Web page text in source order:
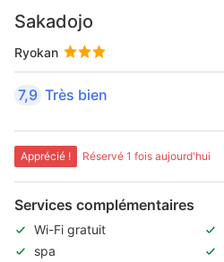
Sakadojo
Ryokan
7,9 Très bien
Apprécié ! Réservé 1 fois aujourd'hui
Services complémentaires
Wi-Fi gratuit
spa